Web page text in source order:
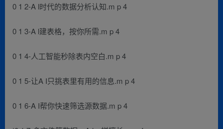
0 1 2-A l时代的数据分析认知.m p 4
0 1 3-A l建表格，按你所需.m p 4
0 1 4-人工智能秒除表内空白.m p 4
0 1 5-让A I只挑表里有用的信息.m p 4
0 1 6-A I帮你快速筛选源数据.m p 4